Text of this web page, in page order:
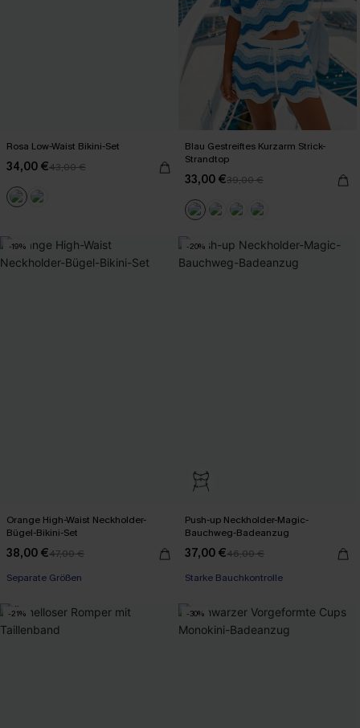
Rosa Low-Waist Bikini-Set
34,00 €43,00 €
Blau Gestreiftes Kurzarm Strick-
Strandtop
33,00 €39,00 €
-19%
Orange High-Waist Neckholder-
Bügel-Bikini-Set
38,00 €47,00 €
Separate Größen
-20%
Push-up Neckholder-Magic-
Bauchweg-Badeanzug
37,00 €46,00 €
Starke Bauchkontrolle
-21% -30%